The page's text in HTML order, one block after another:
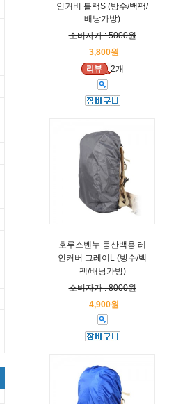
인커버 블랙S (방수/백팩/
배낭가방)
소비자가 : 5000원
3,800원
2개
호루스벤누 등산백용 레
인커버 그레이L (방수/백
팩/배낭가방)
소비자가 : 8000원
4,900원